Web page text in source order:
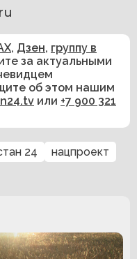
, Дзен, группу в
за актуальными
об этом нашим
или +7 900 321
24
нацпроект